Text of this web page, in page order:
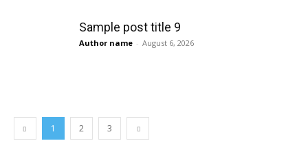
Sample post title 9
Author name - August 6, 2026
1 2 3